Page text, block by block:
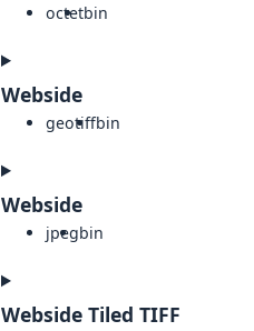
octetbin
Webside
geotiffbin
Webside
jpegbin
Webside Tiled TIFF